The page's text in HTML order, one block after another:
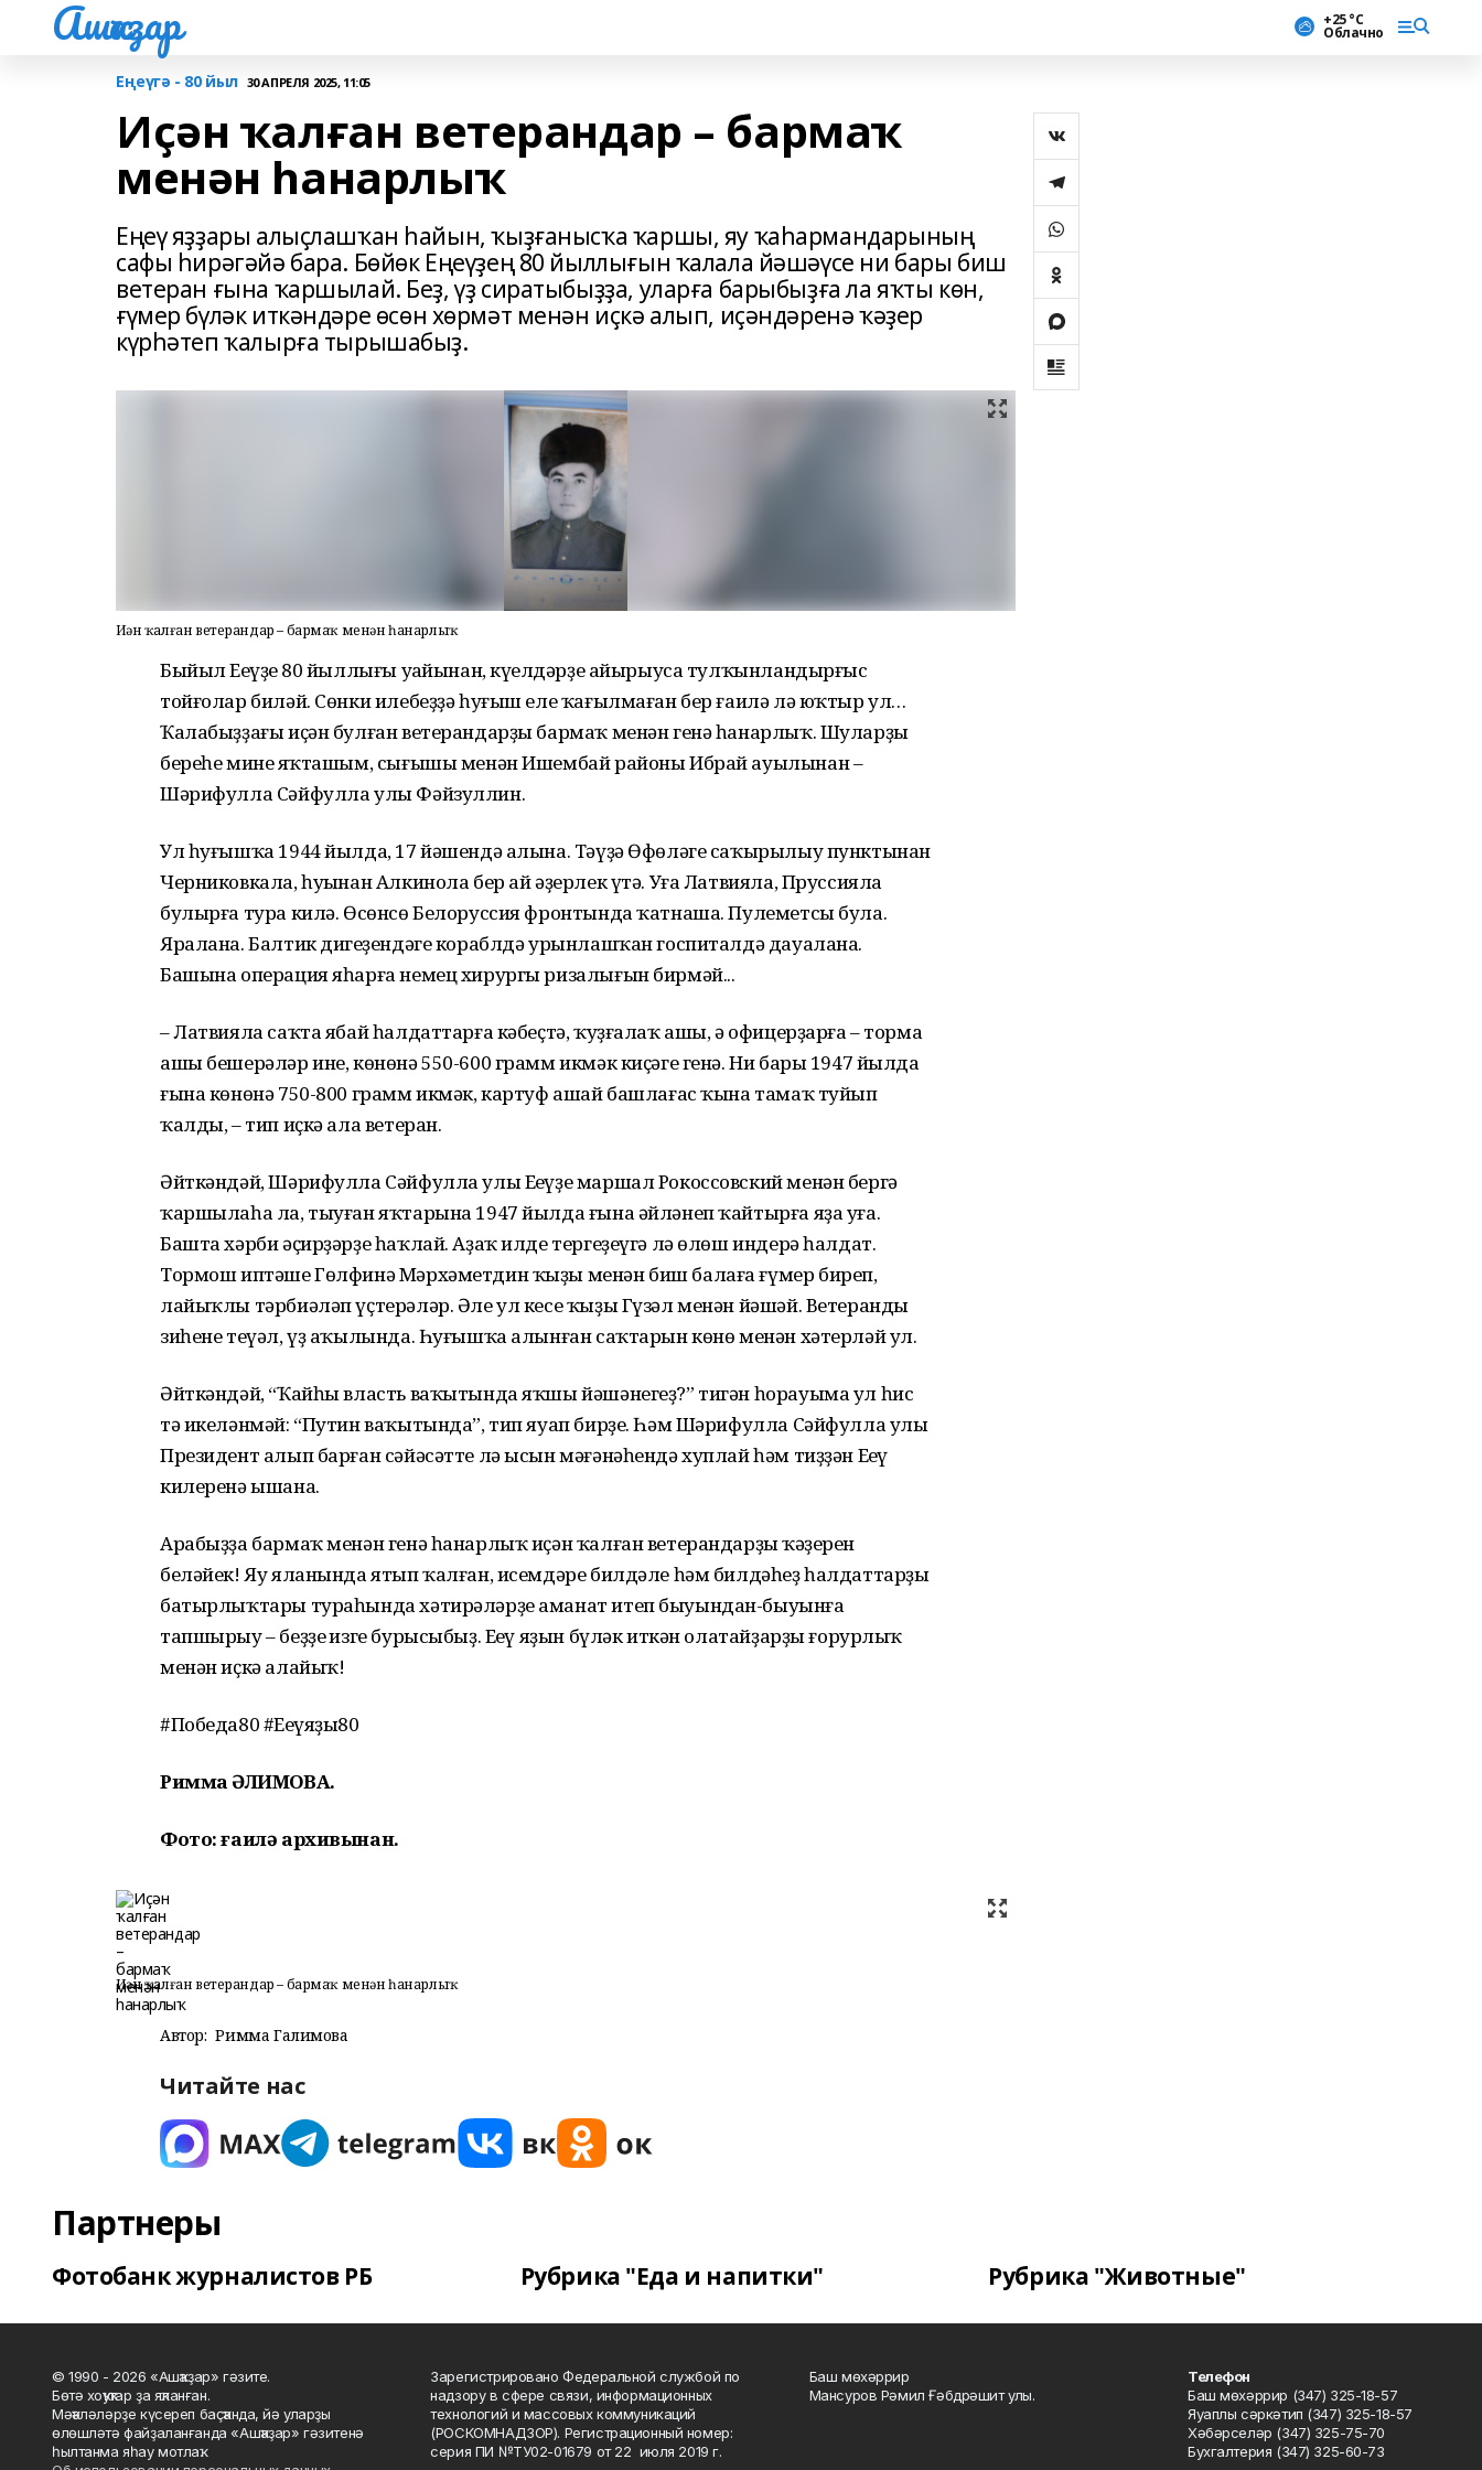
Ашҡаҙар +25 °С
Облачно
Еңеүгә - 80 йыл 30 АПРЕЛЯ 2025, 11:05
Иҫән ҡалған ветерандар – бармаҡ
менән һанарлыҡ
Еңеү яҙҙары алыҫлашҡан һайын, ҡыҙғанысҡа ҡаршы, яу ҡаһармандарының
сафы һирәгәйә бара. Бөйөк Еңеүҙең 80 йыллығын ҡалала йәшәүсе ни бары биш
ветеран ғына ҡаршылай. Беҙ, үҙ сиратыбыҙҙа, уларға барыбыҙға ла яҡты көн,
ғүмер бүләк иткәндәре өсөн хөрмәт менән иҫкә алып, иҫәндәренә ҡәҙер
күрһәтеп ҡалырға тырышабыҙ.
Иҫән ҡалған ветерандар – бармаҡ менән һанарлыҡ
Быйыл Еңеүҙең 80 йыллығы уңайынан, күңелдәрҙе айырыуса тулҡынландырғыс
тойғолар биләй. Сөнки илебеҙҙә һуғыш еле ҡағылмаған бер ғаилә лә юҡтыр ул…
Ҡалабыҙҙағы иҫән булған ветерандарҙы бармаҡ менән генә һанарлыҡ. Шуларҙың
береһе минең яҡташым, сығышы менән Ишембай районы Ибрай ауылынан –
Шәрифулла Сәйфулла улы Фәйзуллин.
Ул һуғышҡа 1944 йылда, 17 йәшендә алына. Тәүҙә Өфөләге саҡырылыу пунктынан
Черниковкала, һуңынан Алкинола бер ай әҙерлек үтә. Уға Латвияла, Пруссияла
булырға тура килә. Өсөнсө Белоруссия фронтында ҡатнаша. Пулеметсы була.
Яралана. Балтик диңгеҙендәге кораблдә урынлашҡан госпиталдә дауалана.
Башына операция яһарға немец хирургы ризалығын бирмәй...
– Латвияла саҡта ябай һалдаттарға кәбеҫтә, ҡуҙғалаҡ ашы, ә офицерҙарға – торма
ашы бешерәләр ине, көнөнә 550-600 грамм икмәк киҫәге генә. Ни бары 1947 йылда
ғына көнөнә 750-800 грамм икмәк, картуф ашай башлағас ҡына тамаҡ туйып
ҡалды, – тип иҫкә ала ветеран.
Әйткәндәй, Шәрифулла Сәйфулла улы Еңеүҙе маршал Рокоссовский менән бергә
ҡаршылаһа ла, тыуған яҡтарына 1947 йылда ғына әйләнеп ҡайтырға яҙа уға.
Башта хәрби әҫирҙәрҙе һаҡлай. Аҙаҡ илде тергеҙеүгә лә өлөш индерә һалдат.
Тормош иптәше Гөлфинә Мәрхәметдин ҡыҙы менән биш балаға ғүмер биреп,
лайыҡлы тәрбиәләп үҫтерәләр. Әле ул кесе ҡыҙы Гүзәл менән йәшәй. Ветерандың
зиһене теүәл, үҙ аҡылында. Һуғышҡа алынған саҡтарын көнө менән хәтерләй ул.
Әйткәндәй, “Ҡайһы власть ваҡытында яҡшы йәшәнегеҙ?” тигән һорауыма ул һис
тә икеләнмәй: “Путин ваҡытында”, тип яуап бирҙе. Һәм Шәрифулла Сәйфулла улы
Президент алып барған сәйәсәтте лә ысын мәғәнәһендә хуплай һәм тиҙҙән Еңеү
килеренә ышана.
Арабыҙҙа бармаҡ менән генә һанарлыҡ иҫән ҡалған ветерандарҙың ҡәҙерен
беләйек! Яу яланында ятып ҡалған, исемдәре билдәле һәм билдәһеҙ һалдаттарҙың
батырлыҡтары тураһында хәтирәләрҙе аманат итеп быуындан-быуынға
тапшырыу – беҙҙең изге бурысыбыҙ. Еңеү яҙын бүләк иткән олатайҙарҙы ғорурлыҡ
менән иҫкә алайыҡ!
#Победа80 #Еңеүяҙы80
Римма ҒӘЛИМОВА.
Фото: ғаилә архивынан.
Иҫән ҡалған ветерандар – бармаҡ менән һанарлыҡ
Автор: Римма Галимова
Читайте нас
Партнеры
Фотобанк журналистов РБ Рубрика "Еда и напитки" Рубрика "Животные"
© 1990 - 2026 «Ашҡаҙар» гәзите.
Бөтә хоҡуҡтар ҙа яҡланған.
Мәҡәләләрҙе күсереп баҫҡанда, йә уларҙы
өлөшләтә файҙаланғанда «Ашҡаҙар» гәзитенә
һылтанма яһау мотлаҡ.
Зарегистрировано Федеральной службой по
надзору в сфере связи, информационных
технологий и массовых коммуникаций
(РОСКОМНАДЗОР). Регистрационный номер:
серия ПИ №ТУ02-01679 от 22 июля 2019 г.
Баш мөхәррир
Мансуров Рәмил Ғәбдрәшит улы.
Телефон
Баш мөхәррир (347) 325-18-57
Яуаплы сәркәтип (347) 325-18-57
Хәбәрселәр (347) 325-75-70
Бухгалтерия (347) 325-60-73